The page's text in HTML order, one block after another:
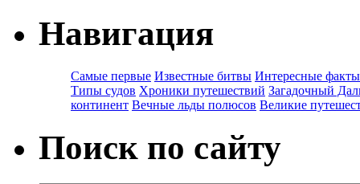
Навигация
Самые первые Известные битвы Интересные факты
Типы судов Хроники путешествий Загадочный
континент Вечные льды полюсов Великие
Поиск по сайту